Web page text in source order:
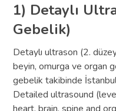
1) Detaylı
Gebelik)
Detaylı ultrason (2.
beyin, omurga ve organ
gebelik takibinde
Detailed ultrasound